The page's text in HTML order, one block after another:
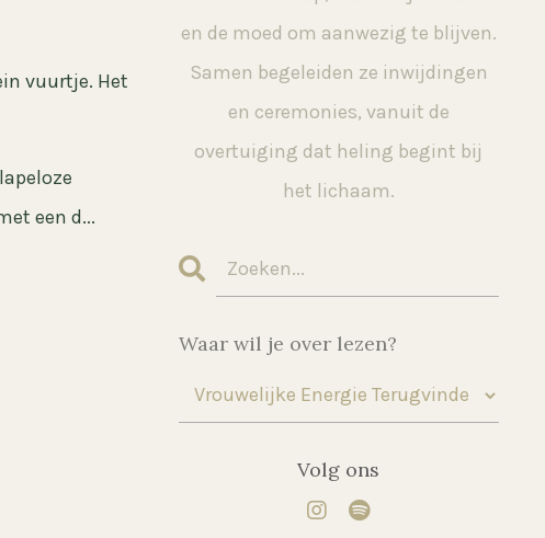
vuurtje. Het
een d...
en de moed om aanwezig te blijven.
Samen begeleiden ze inwijdingen
en ceremonies, vanuit de
overtuiging dat heling begint bij
het lichaam.
Waar wil je over lezen?
Volg ons